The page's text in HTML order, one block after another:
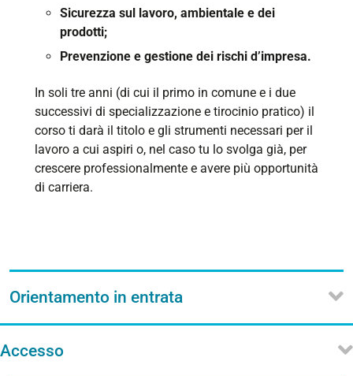
Sicurezza sul lavoro, ambientale e dei
prodotti;
Prevenzione e gestione dei rischi d’impresa.
In soli tre anni (di cui il primo in comune e i due
successivi di specializzazione e tirocinio pratico) il
corso ti darà il titolo e gli strumenti necessari per il
lavoro a cui aspiri o, nel caso tu lo svolga già, per
crescere professionalmente e avere più opportunità
di carriera.
Orientamento in entrata
Accesso